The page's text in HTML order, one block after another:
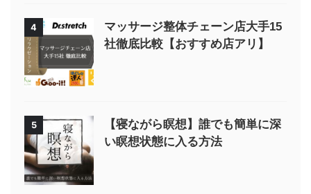
4
マッサージ整体チェーン店大手15
社徹底比較【おすすめ店アリ】
5
【寝ながら瞑想】誰でも簡単に深
い瞑想状態に入る方法